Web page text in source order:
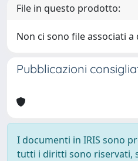
File in questo prodotto:
Non ci sono file associati
Pubblicazioni
I documenti in IRIS sono
tutti i diritti sono riservati,